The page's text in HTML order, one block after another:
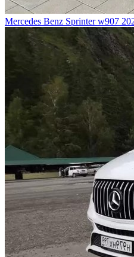
Mercedes Benz Sprinter w907